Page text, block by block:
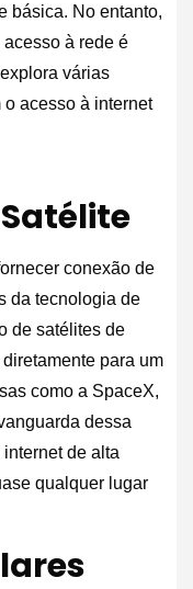
básica. No entanto,
à rede é
várias
acesso à internet
conexão de
da tecnologia de
de satélites de
para um
como a SpaceX,
dessa
de alta
qualquer lugar